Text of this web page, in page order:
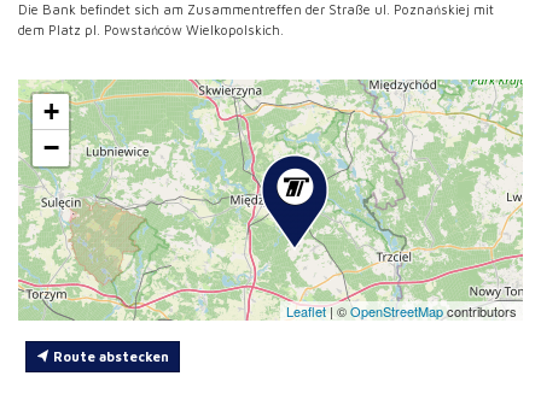
Die Bank befindet sich am Zusammentreffen der Straße ul. Poznańskiej mit
dem Platz pl. Powstańców Wielkopolskich.
+
−
Leaflet|©OpenStreetMapcontributors
Route abstecken